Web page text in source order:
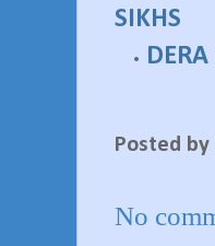
•
Posted by
No